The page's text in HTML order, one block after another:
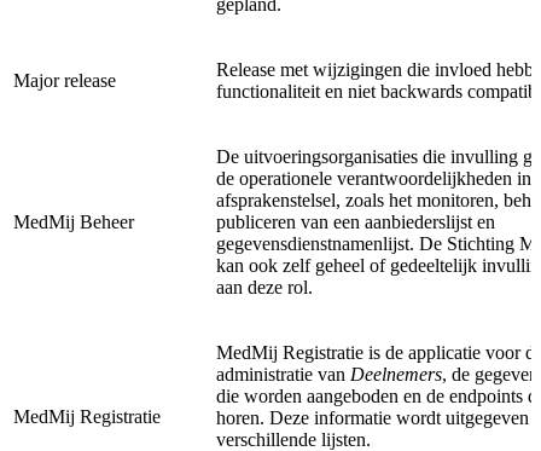
Major release
Release met wijzigingen die invloed
functionaliteit en niet backwards
MedMij Beheer
De uitvoeringsorganisaties die invulling
de operationele verantwoordelijkheden in
afsprakenstelsel, zoals het monitoren,
publiceren van een aanbiederslijst en
gegevensdienstnamenlijst. De Stichting
kan ook zelf geheel of gedeeltelijk
aan deze rol.
MedMij Registratie
MedMij Registratie is de applicatie voor
administratie van Deelnemers, de
die worden aangeboden en de endpoints
horen. Deze informatie wordt uitgegeven
verschillende lijsten.